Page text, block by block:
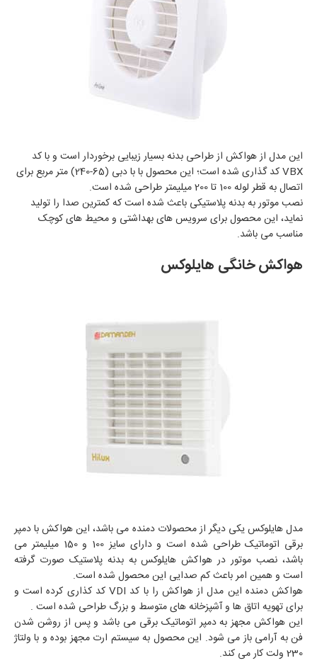
این مدل از هواکش از طراحی بدنه بسیار زیبایی برخوردار است و با کد
VBX کد گذاری شده است؛ این محصول با با دبی (65-240) متر مربع برای
اتصال به قطر لوله 100 تا 200 میلیمتر طراحی شده است.
نصب موتور به بدنه پلاستیکی باعث شده است که کمترین صدا را تولید
نماید، این محصول برای سرویس های بهداشتی و محیط های کوچک
مناسب می باشد.
هواکش خانگی هایلوکس
مدل هایلوکس یکی دیگر از محصولات دمنده می باشد، این هواکش با دمپر
برقی اتوماتیک طراحی شده است و دارای سایز 100 و 150 میلیمتر می
باشد، نصب موتور در هواکش هایلوکس به بدنه پلاستیک صورت گرفته
است و همین امر باعث کم صدایی این محصول شده است.
هواکش دمنده این مدل از هواکش را با کد VDI کد کذاری کرده است و
برای تهویه اتاق ها و آشپزخانه های متوسط و بزرگ طراحی شده است .
این هواکش مجهز به دمپر اتوماتیک برقی می باشد و پس از روشن شدن
فن به آرامی باز می شود. این محصول به سیستم ارت مجهز بوده و با ولتاژ
230 ولت کار می کند.